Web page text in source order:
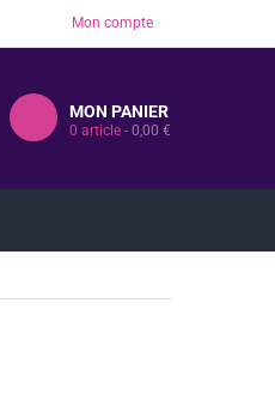
Mon compte
MON PANIER
0 article - 0,00 €